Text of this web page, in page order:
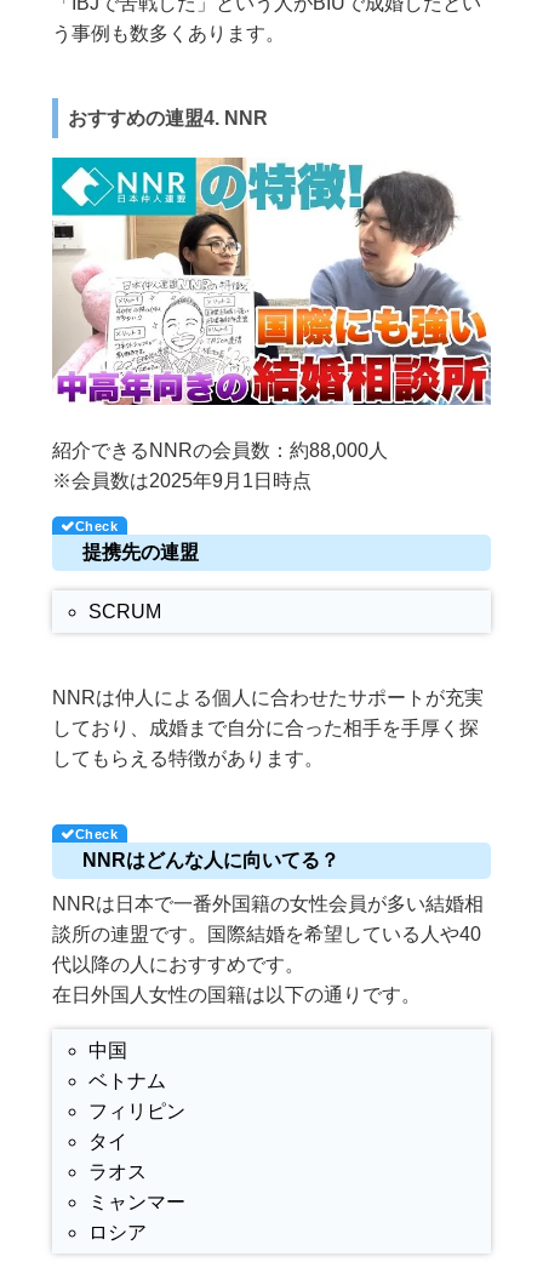
う事例も数多くあります。
おすすめの連盟4. NNR
紹介できるNNRの会員数：約88,000人
※会員数は2025年9月1日時点
提携先の連盟
SCRUM
NNRは仲人による個人に合わせたサポートが充実
しており、成婚まで自分に合った相手を手厚く探
してもらえる特徴があります。
NNRはどんな人に向いてる？
NNRは日本で一番外国籍の女性会員が多い結婚相
談所の連盟です。国際結婚を希望している人や40
代以降の人におすすめです。
在日外国人女性の国籍は以下の通りです。
中国
ベトナム
フィリピン
タイ
ラオス
ミャンマー
ロシア